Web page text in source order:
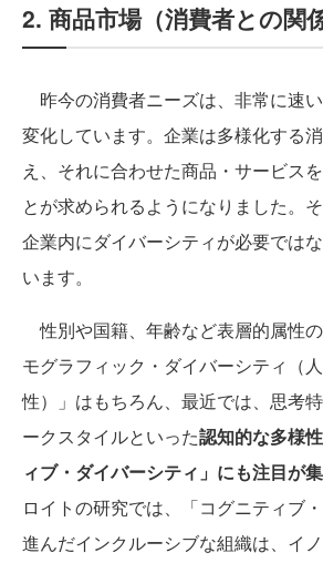
2. 商品市場（消費者との関
昨今の消費者ニーズは、非常に速
変化しています。企業は多様化する
え、それに合わせた商品・サービス
とが求められるようになりました。そ
企業内にダイバーシティが必要では
います。
性別や国籍、年齢など表層的属性
モグラフィック・ダイバーシティ（
性）」はもちろん、最近では、思考
ークスタイルといった認知的な多様
ィブ・ダイバーシティ」にも注目が
ロイトの研究では、「コグニティブ
進んだインクルーシブな組織は、イ